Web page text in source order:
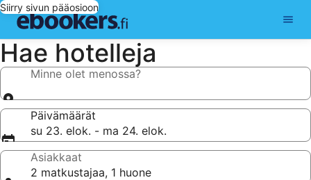
Siirry sivun pääosioon
Hae hotelleja
Minne olet menossa?
Päivämäärät
su 23. elok. - ma 24. elok.
Asiakkaat
2 matkustajaa, 1 huone